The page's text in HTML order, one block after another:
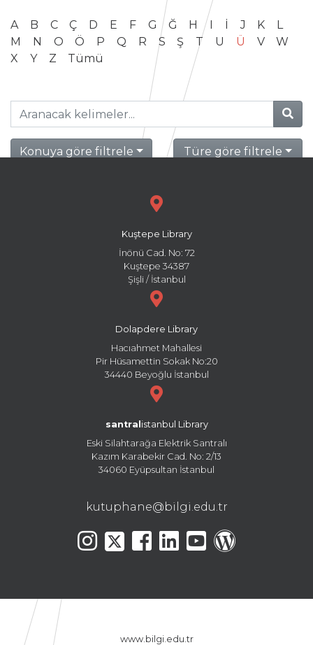
A B C Ç D E F G Ğ H I İ J K
L
M
N O Ö P Q R S Ş T U Ü V
W
X
Y Z Tümü
Konuya göre filtrele Türe göre filtrele
Kuştepe Library
İnönü Cad. No: 72
Kuştepe 34387
Şişli / İstanbul
Dolapdere Library
Hacıahmet Mahallesi
Pir Hüsamettin Sokak No:20
34440 Beyoğlu İstanbul
santral istanbul Library
Eski Silahtarağa Elektrik Santralı
Kazım Karabekir Cad. No: 2/13
34060 Eyüpsultan İstanbul
kutuphane@bilgi.edu.tr
www.bilgi.edu.tr